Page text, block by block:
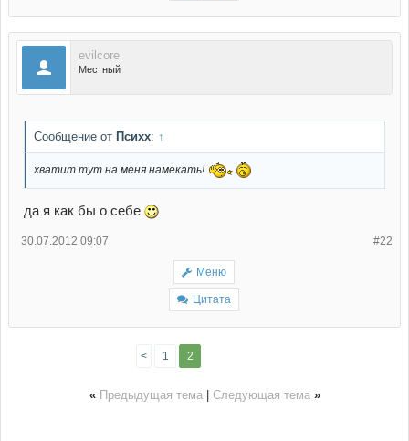
evilcore
Местный
Сообщение от Психх: ↑
хватит тут на меня намекать!
да я как бы о себе
#22
30.07.2012 09:07
Меню
Цитата
< 1 2
« Предыдущая тема| Следующая тема »